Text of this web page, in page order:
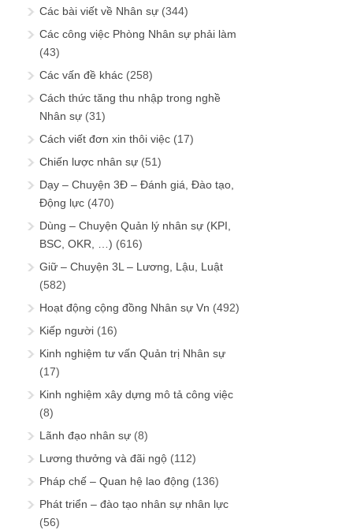
Các bài viết về Nhân sự (344)
Các công việc Phòng Nhân sự phải làm
(43)
Các vấn đề khác (258)
Cách thức tăng thu nhập trong nghề
Nhân sự (31)
Cách viết đơn xin thôi việc (17)
Chiến lược nhân sự (51)
Dạy – Chuyện 3Đ – Đánh giá, Đào tạo,
Động lực (470)
Dùng – Chuyện Quản lý nhân sự (KPI,
BSC, OKR, …) (616)
Giữ – Chuyện 3L – Lương, Lậu, Luật
(582)
Hoạt động cộng đồng Nhân sự Vn (492)
Kiếp người (16)
Kinh nghiệm tư vấn Quản trị Nhân sự
(17)
Kinh nghiệm xây dựng mô tả công việc
(8)
Lãnh đạo nhân sự (8)
Lương thưởng và đãi ngộ (112)
Pháp chế – Quan hệ lao động (136)
Phát triển – đào tạo nhân sự nhân lực
(56)